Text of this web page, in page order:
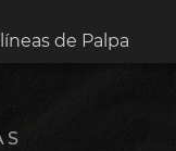
de Palpa